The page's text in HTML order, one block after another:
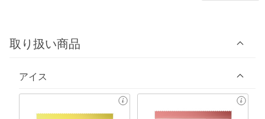
取り扱い商品
アイス